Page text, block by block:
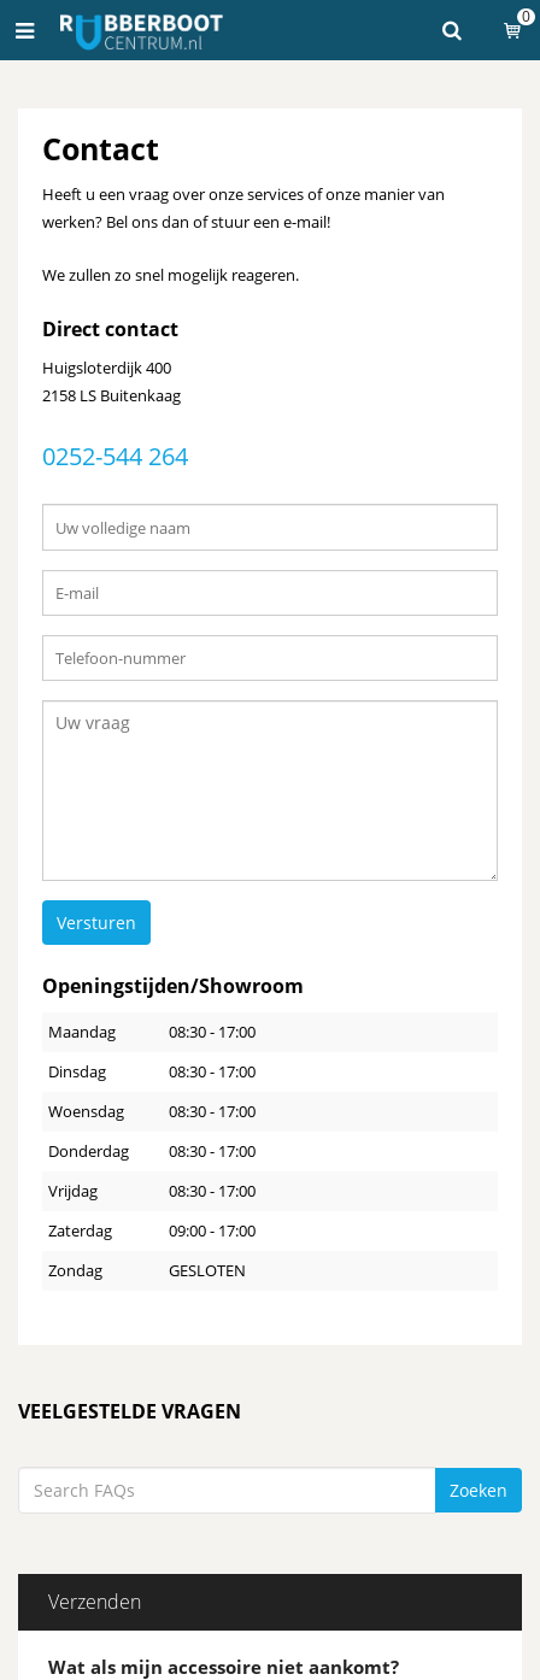
0
Contact
Heeft u een vraag over onze services of onze manier van
werken? Bel ons dan of stuur een e-mail!
We zullen zo snel mogelijk reageren.
Direct contact
Huigsloterdijk 400
2158 LS Buitenkaag
0252-544 264
Versturen
Openingstijden/Showroom
Maandag
08:30 - 17:00
Dinsdag
08:30 - 17:00
Woensdag
08:30 - 17:00
Donderdag
08:30 - 17:00
Vrijdag
08:30 - 17:00
Zaterdag
09:00 - 17:00
Zondag
GESLOTEN
VEELGESTELDE VRAGEN
Verzenden
Wat als mijn accessoire niet aankomt?